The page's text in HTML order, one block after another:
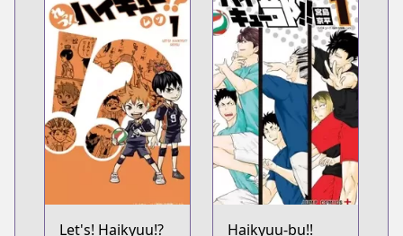
Let's! Haikyuu!? Haikyuu-bu!!